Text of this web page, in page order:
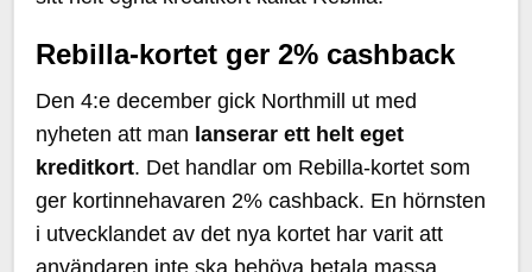
Rebilla-kortet ger 2% cashback
Den 4:e december gick Northmill ut med
nyheten att man lanserar ett helt eget
kreditkort. Det handlar om Rebilla-kortet som
ger kortinnehavaren 2% cashback. En hörnsten
i utvecklandet av det nya kortet har varit att
användaren inte ska behöva betala massa